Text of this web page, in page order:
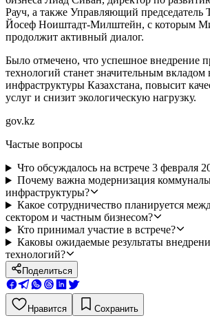
Рауч, а также Управляющий
Йосеф Ноиштадт-Милштейн, с которым
продолжит активный диалог.
Было отмечено, что успешное внедрение
технологий станет значительным вкладом
инфраструктуры Казахстана, повысит
услуг и снизит экологическую нагрузку.
gov.kz
Частые вопросы
Что обсуждалось на встрече 3 февраля
Почему важна модернизация
инфраструктуры?
Какое сотрудничество планируется
сектором и частным бизнесом?
Кто принимал участие в встрече?
Каковы ожидаемые результаты
технологий?
Поделиться
Нравится Сохранить